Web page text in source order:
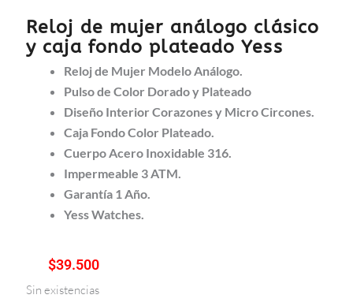
Reloj de mujer análogo clásico
y caja fondo plateado Yess
Reloj de Mujer Modelo Análogo.
Pulso de Color Dorado y Plateado
Diseño Interior Corazones y Micro Circones.
Caja Fondo Color Plateado.
Cuerpo Acero Inoxidable 316.
Impermeable 3 ATM.
Garantía 1 Año.
Yess Watches.
$39.500
Sin existencias